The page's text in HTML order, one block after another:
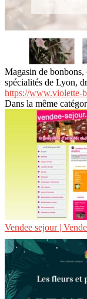
Magasin de
spécialités de Lyon,
https://www.violette-
Dans la même
Vendee sejour |